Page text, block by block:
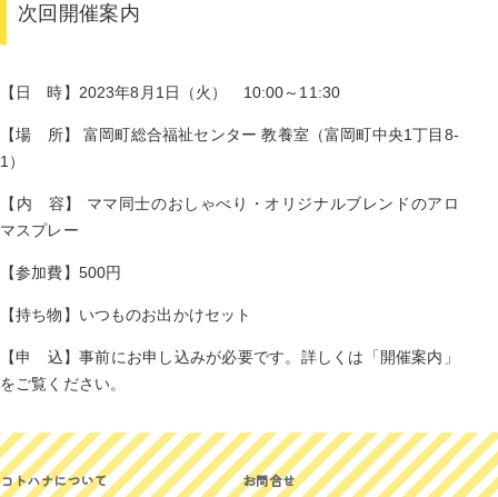
次回開催案内
【日 時】2023年8月1日（火） 10:00～11:30
【場 所】 富岡町総合福祉センター 教養室（富岡町中央1丁目8‐
1）
【内 容】 ママ同士のおしゃべり・オリジナルブレンドのアロ
マスプレー
【参加費】500円
【持ち物】いつものお出かけセット
【申 込】事前にお申し込みが必要です。詳しくは「開催案内」
をご覧ください。
コトハナについて お問合せ